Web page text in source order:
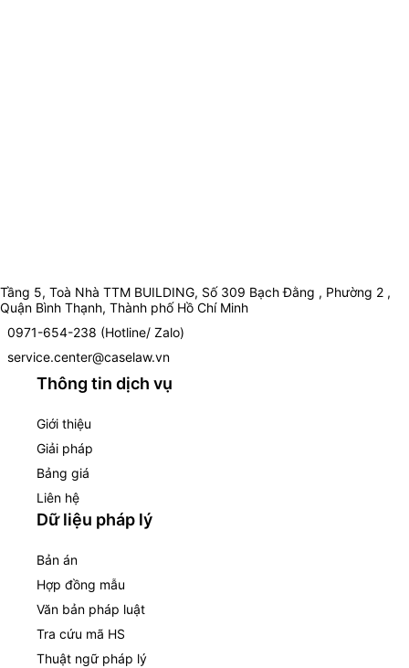
Tầng 5, Toà Nhà TTM BUILDING, Số 309 Bạch Đằng , Phường 2 ,
Quận Bình Thạnh, Thành phố Hồ Chí Minh
0971-654-238 (Hotline/ Zalo)
service.center@caselaw.vn
Thông tin dịch vụ
Giới thiệu
Giải pháp
Bảng giá
Liên hệ
Dữ liệu pháp lý
Bản án
Hợp đồng mẫu
Văn bản pháp luật
Tra cứu mã HS
Thuật ngữ pháp lý